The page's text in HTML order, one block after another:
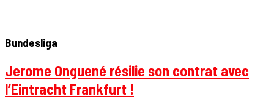
Bundesliga
Jerome Onguené résilie son contrat avec
l’Eintracht Frankfurt !